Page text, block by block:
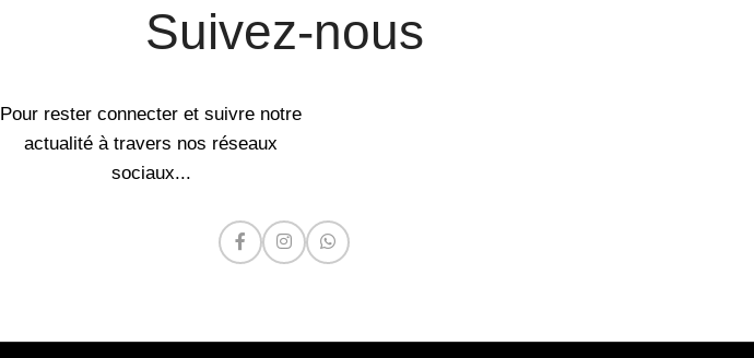
Suivez-nous
Pour rester connecter et suivre notre
actualité à travers nos réseaux
sociaux...